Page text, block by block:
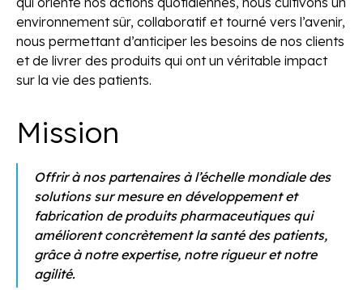
environnement sûr, collaboratif et tourné vers l’avenir,
nous permettant d’anticiper les besoins de nos clients
et de livrer des produits qui ont un véritable impact
sur la vie des patients.
Mission
Offrir à nos partenaires à l’échelle mondiale des
solutions sur mesure en développement et
fabrication de produits pharmaceutiques qui
améliorent concrètement la santé des patients,
grâce à notre expertise, notre rigueur et notre
agilité.